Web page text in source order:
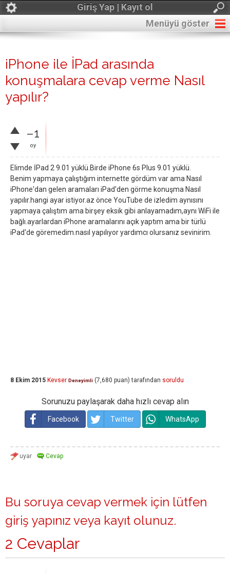
Giriş Yap | Kayıt ol
Menüyü göster
iPhone ile İPad arasında
konuşmalara cevap verme Nasıl
yapılır?
–1
oy
Elimde İPad 2 9.01 yüklü.Birde iPhone 6s Plus 9.01 yüklü.
Benim yapmaya çalıştığım internette gördüm var ama Nasıl
iPhone'dan gelen aramaları iPad'den görme konuşma Nasıl
yapılır.hangi ayar istiyor.az önce YouTube de izledim aynısını
yapmaya çalıştım ama birşey eksik gibi anlayamadım,aynı WiFi ile
bağlı.ayarlardan iPhone aramalarını açık yaptım ama bir türlü
iPad'de göremedim.nasıl yapılıyor yardımcı olursanız sevinirim.
8 Ekim 2015 Kevser Deneyimli (7,680 puan) tarafından soruldu
Sorunuzu paylaşarak daha hızlı cevap alın
Facebook Twitter WhatsApp
Bu soruya cevap vermek için lütfen
giriş yapınız veya kayıt olunuz.
2 Cevaplar